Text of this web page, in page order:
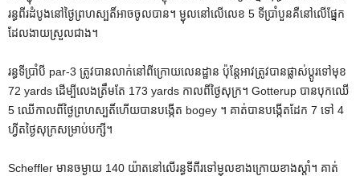
រន្ធពីរដំបូងនៅថ្ងៃព្រហស្បតិ៍អាចចូលបាន។ ម្ជុលនៅលើលេខ 5 ទីប្រាំបួនគឺនៅលើផ្នែក
ដែលងាយស្រួលជាង។
រន្ធទីប្រាំបី par-3 ត្រូវបានលាក់នៅពីក្រោយលេនដ្ឋាន ប៉ុន្តែអាវត្រូវបានផ្លាស់ប្តូរទៅមុខ
72 yards ដើម្បីលេងត្រឹមតែ 173 yards កាលពីថ្ងៃសុក្រ។ Gotterup បានបុកឈើ
5 ឈើកាលពីថ្ងៃព្រហស្បតិ៍ហើយបានបង្កើត bogey ។ គាត់បានបង្កើតដែក 7 ទៅ 4
ហ្វីតថ្ងៃសុក្រសម្រាប់បក្សី។
Scheffler មានចម្ងាយ 140 យ៉ាតនៅលើរន្ធទីពីរទៅម្ជុលខាងក្រោយខាងស្តាំ។ គាត់